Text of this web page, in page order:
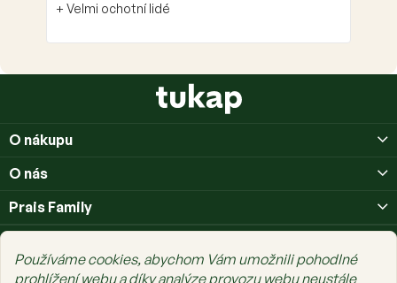
Používáme cookies, abychom Vám umožnili pohodlné
prohlížení webu a díky analýze provozu webu neustále
+ Velmi ochotní lidé
O nákupu
O nás
Prais Family